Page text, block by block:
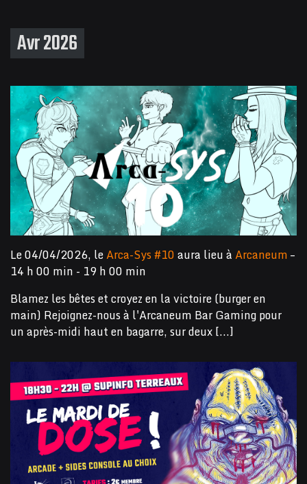
Avr 2026
Le 04/04/2026, leArca-Sys #10aura lieu àArcaneum–
14 h 00 min - 19 h 00 min
Blamez les bêtes et croyez en la victoire (burger en
main) Rejoignez-nous à l'Arcaneum Bar Gaming pour
un après-midi haut en bagarre, sur deux [...]